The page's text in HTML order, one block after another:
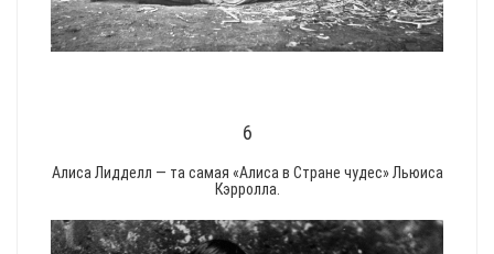
6
Алиса Лидделл — та самая «Алиса в Стране чудес» Льюиса
Кэрролла.